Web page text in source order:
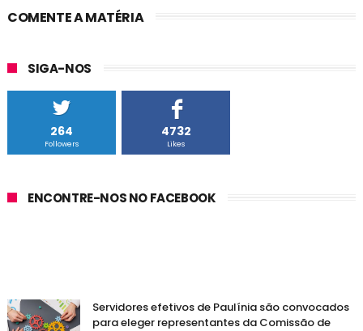
COMENTE A MATÉRIA
SIGA-NOS
264
Followers
4732
Likes
ENCONTRE-NOS NO FACEBOOK
Servidores efetivos de Paulínia são convocados
para eleger representantes da Comissão de